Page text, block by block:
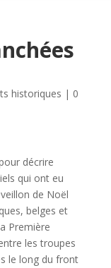
historiques | 0
décrire
qui ont eu
de Noël
belges et
Première
les troupes
le long du front